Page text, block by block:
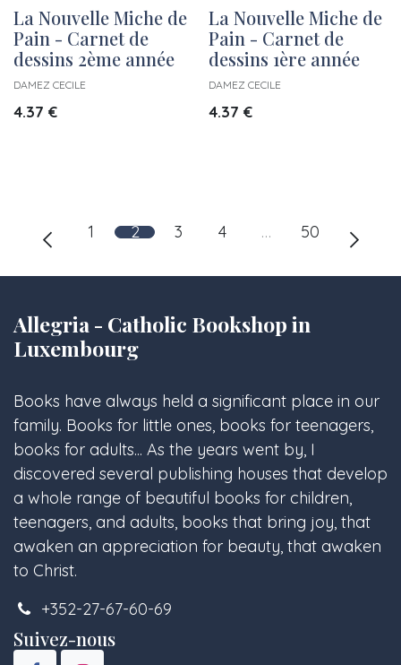
New!
La Nouvelle Miche de
Pain - Carnet de
dessins 2ème année
DAMEZ CECILE
4.37 €
New!
La Nouvelle Miche de
Pain - Carnet de
dessins 1ère année
DAMEZ CECILE
4.37 €
1 2 3 4 … 50
Allegria - Catholic Bookshop in
Luxembourg
Books have always held a significant place in our
family. Books for little ones, books for teenagers,
books for adults... As the years went by, I
discovered several publishing houses that develop
a whole range of beautiful books for children,
teenagers, and adults, books that bring joy, that
awaken an appreciation for beauty, that awaken
to Christ.
+352-27-67-60-69
Suivez-nous